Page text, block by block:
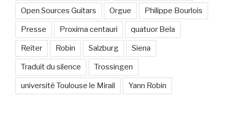
Open Sources Guitars Orgue Philippe Bourlois
Presse Proxima centauri quatuor Bela
Reiter Robin Salzburg Siena
Traduit du silence Trossingen
université Toulouse le Mirail Yann Robin